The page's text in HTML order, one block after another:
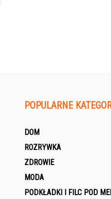
POPULARNE
DOM
ROZRYWKA
ZDROWIE
MODA
PODKŁADKI I FILC POD